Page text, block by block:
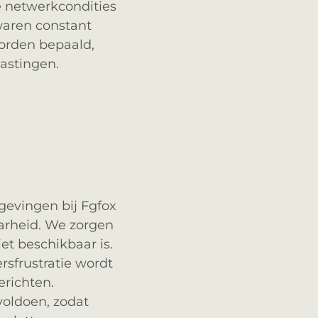
netwerkcondities
constant
bepaald,
bij Fgfox
We zorgen
beschikbaar is.
wordt
zodat